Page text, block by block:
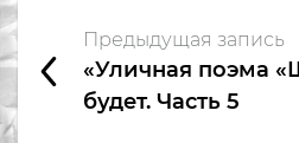
Предыдущая запись
«Уличная поэма
будет. Часть 5